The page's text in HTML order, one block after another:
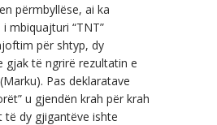
përmbyllëse, ai ka
mbiquajturi “TNT”
për shtyp, dy
gjak të ngrirë rezultatin e
Pas deklaratave
u gjendën krah për krah
dy gjigantëve ishte